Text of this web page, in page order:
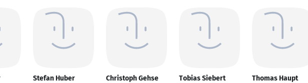
Stefan Huber Christoph Gehse Tobias Siebert Thomas Haupt